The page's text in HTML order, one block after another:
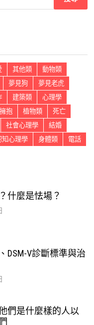
其他類
動物類
夢見狗
夢見老虎
建築類
心理學
擁抱 植物類
死亡
社會心理學
結婚
知心理學 身體類
電話
什麼是怯場？
DSM-V診斷標準與治
們是什麼樣的人以